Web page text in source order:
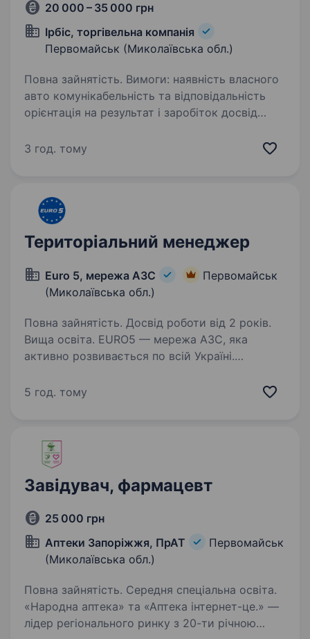
20 000 – 35 000 грн
Ірбіс, торгівельна компанія
Первомайськ (Миколаївська обл.)
Повна зайнятість. Вимоги: наявність власного
авто комунікабельність та відповідальність
орієнтація на результат і заробіток досвід
Обов’язки: Відвідування торгових точок
3 год. тому
Територіальний менеджер
Euro 5, мережа АЗС
Первомайськ
(Миколаївська обл.)
Повна зайнятість. Досвід роботи від 2 років.
Вища освіта. EURO5 — мережа АЗС, яка
активно розвивається по всій Україні.
під контроль роботу станції у Південному
5 год. тому
Завідувач, фармацевт
25 000 грн
Аптеки Запоріжжя, ПрАТ
Первомайськ
(Миколаївська обл.)
Повна зайнятість. Середня спеціальна освіта.
«Народна аптека» та «Аптека інтернет-це.» —
лідер регіонального ринку з 20-ти річною